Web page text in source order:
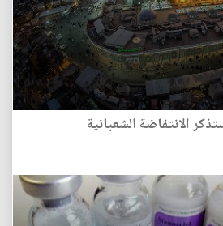
الانتفاضة الشعبانية